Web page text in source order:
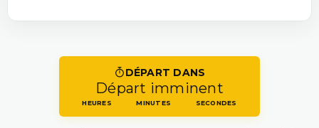
DÉPART DANS
Départ imminent
HEURES MINUTES SECONDES